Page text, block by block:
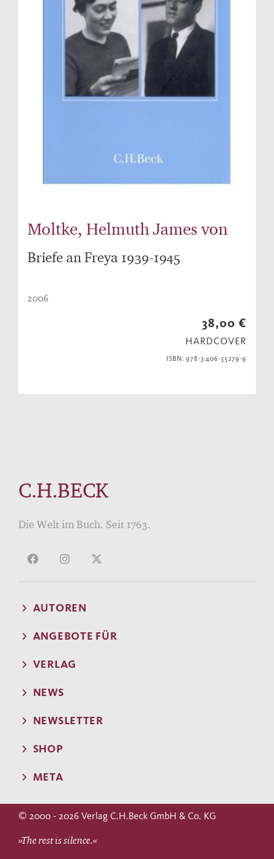
Moltke, Helmuth James von
Briefe an Freya 1939-1945
2006
38,00 €
HARDCOVER
ISBN: 978-3-406-35279-9
C.H.BECK
Die Welt im Buch. Seit 1763.
AUTOREN
ANGEBOTE FÜR
VERLAG
NEWS
NEWSLETTER
SHOP
META
© 2000 - 2026 Verlag C.H.Beck GmbH & Co. KG
»The rest is silence.«